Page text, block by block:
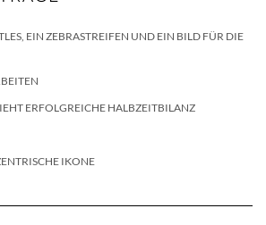
EIN ZEBRASTREIFEN UND EIN BILD FÜR DIE
ERFOLGREICHE HALBZEITBILANZ
IKONE